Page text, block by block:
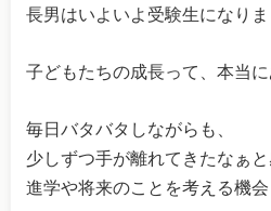
長男はいよいよ受験生になりま
子どもたちの成長って、本当に
毎日バタバタしながらも、
少しずつ手が離れてきたなぁと
進学や将来のことを考える機会